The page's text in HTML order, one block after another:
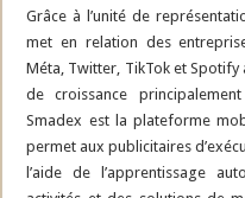
Grâce à l’unité de
met en relation des
Méta, Twitter, TikTok et
de croissance
Smadex est la plateforme
permet aux publicitaires
l’aide de l’apprentissage